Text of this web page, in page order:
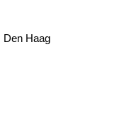
Den Haag